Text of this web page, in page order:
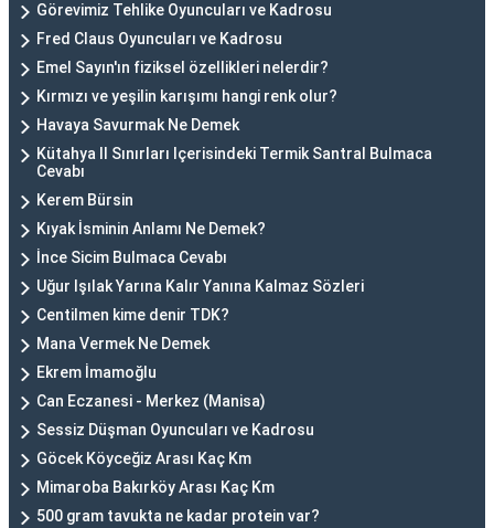
Görevimiz Tehlike Oyuncuları ve Kadrosu
Fred Claus Oyuncuları ve Kadrosu
Emel Sayın'ın fiziksel özellikleri nelerdir?
Kırmızı ve yeşilin karışımı hangi renk olur?
Havaya Savurmak Ne Demek
Kütahya Il Sınırları Içerisindeki Termik Santral Bulmaca
Cevabı
Kerem Bürsin
Kıyak İsminin Anlamı Ne Demek?
İnce Sicim Bulmaca Cevabı
Uğur Işılak Yarına Kalır Yanına Kalmaz Sözleri
Centilmen kime denir TDK?
Mana Vermek Ne Demek
Ekrem İmamoğlu
Can Eczanesi - Merkez (Manisa)
Sessiz Düşman Oyuncuları ve Kadrosu
Göcek Köyceğiz Arası Kaç Km
Mimaroba Bakırköy Arası Kaç Km
500 gram tavukta ne kadar protein var?